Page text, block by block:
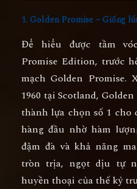
1. Golden Promise – Giống
Để hiểu được tầm
Promise Edition, trước
mạch Golden Promise.
1960 tại Scotland,
thành lựa chọn số 1 cho
hàng đầu nhờ hàm
đậm đà và khả năng
tròn trịa, ngọt dịu tự
huyền thoại của thế kỷ